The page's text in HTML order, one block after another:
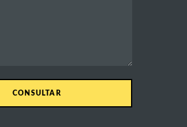
CONSULTAR